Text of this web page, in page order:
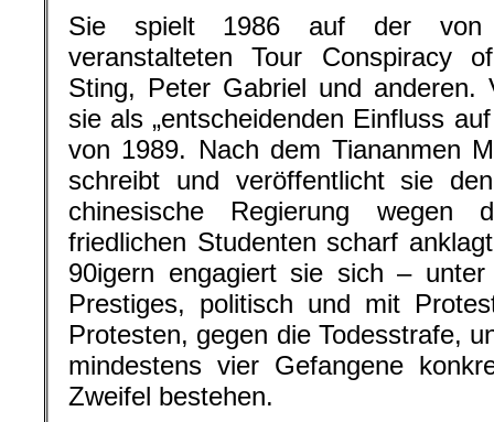
Sie spielt 1986 auf der von
veranstalteten Tour Conspiracy
Sting, Peter Gabriel und anderen.
sie als „entscheidenden Einfluss
von 1989. Nach dem Tiananmen
schreibt und veröffentlicht sie
chinesische Regierung wegen
friedlichen Studenten scharf
90igern engagiert sie sich –
Prestiges, politisch und mit
Protesten, gegen die Todesstrafe,
mindestens vier Gefangene
Zweifel bestehen.